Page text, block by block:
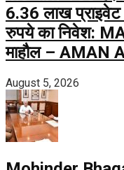
6.36 लाख
रुपये का निवेश:
माहौल – AMAN
August 5, 2026